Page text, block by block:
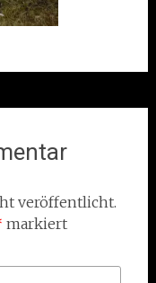
veröffentlicht.
markiert